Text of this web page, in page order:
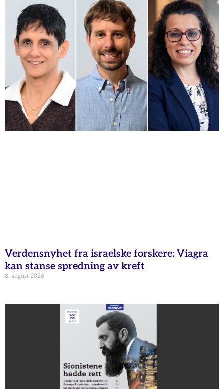
Verdensnyhet fra israelske forskere: Viagra
kan stanse spredning av kreft
8. august 2026